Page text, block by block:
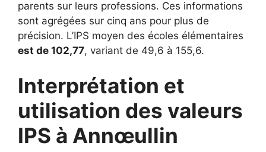
parents sur leurs professions. Ces informations
sont agrégées sur cinq ans pour plus de
précision. L’IPS moyen des écoles élémentaires
est de 102,77, variant de 49,6 à 155,6.
Interprétation et
utilisation des valeurs
IPS à Annœullin